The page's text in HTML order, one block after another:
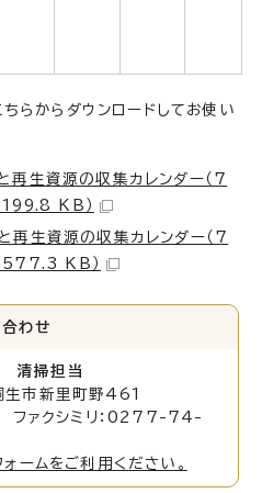
らからダウンロードしてお使い
生資源の収集カレンダー（7
199.8 KB）
生資源の収集カレンダー（7
577.3 KB）
わせ
清掃担当
市新里町野461
ァクシミリ：0277-74-
ームをご利用ください。